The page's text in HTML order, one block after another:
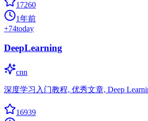
17260
1年前
+74today
DeepLearning
cnn
深度学习入门教程, 优秀文章, Deep
16939